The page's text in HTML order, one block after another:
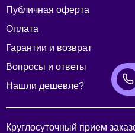
Публичная оферта
Оплата
Гарантии и возврат
Вопросы и ответы
Нашли дешевле?
Круглосуточный прием